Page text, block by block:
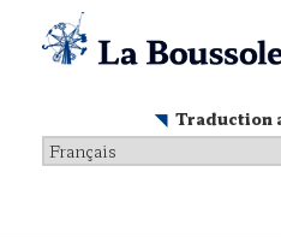
content
Traduction